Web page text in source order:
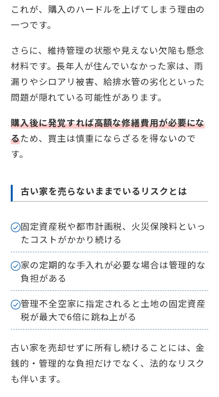
これが、購入のハードルを上げてしまう理由の
一つです。
さらに、維持管理の状態や見えない欠陥も懸念
材料です。長年人が住んでいなかった家は、雨
漏りやシロアリ被害、給排水管の劣化といった
問題が隠れている可能性があります。
購入後に発覚すれば高額な修繕費用が必要にな
るため、買主は慎重にならざるを得ないので
す。
古い家を売らないままでいるリスクとは
固定資産税や都市計画税、火災保険料といっ
たコストがかかり続ける
家の定期的な手入れが必要な場合は管理的な
負担がある
管理不全空家に指定されると土地の固定資産
税が最大で6倍に跳ね上がる
古い家を売却せずに所有し続けることには、金
銭的・管理的な負担だけでなく、法的なリスク
も伴います。